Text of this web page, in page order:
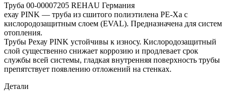
Труба 00-00007205 REHAU Германия
ехау PINK — труба из сшитого полиэтилена PE-Xa c
кислородозащитным слоем (EVAL). Предназначена для систем
отопления.
Трубы Рехау PINK устойчивы к износу. Кислородозащитный
слой существенно снижает коррозию и продлевает срок
службы всей системы, гладкая внутренняя поверхность трубы
препятствует появлению отложений на стенках.
Детали